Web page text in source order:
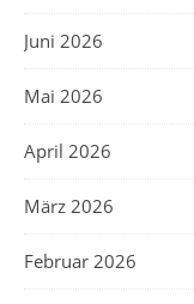
Juni 2026
Mai 2026
April 2026
März 2026
Februar 2026